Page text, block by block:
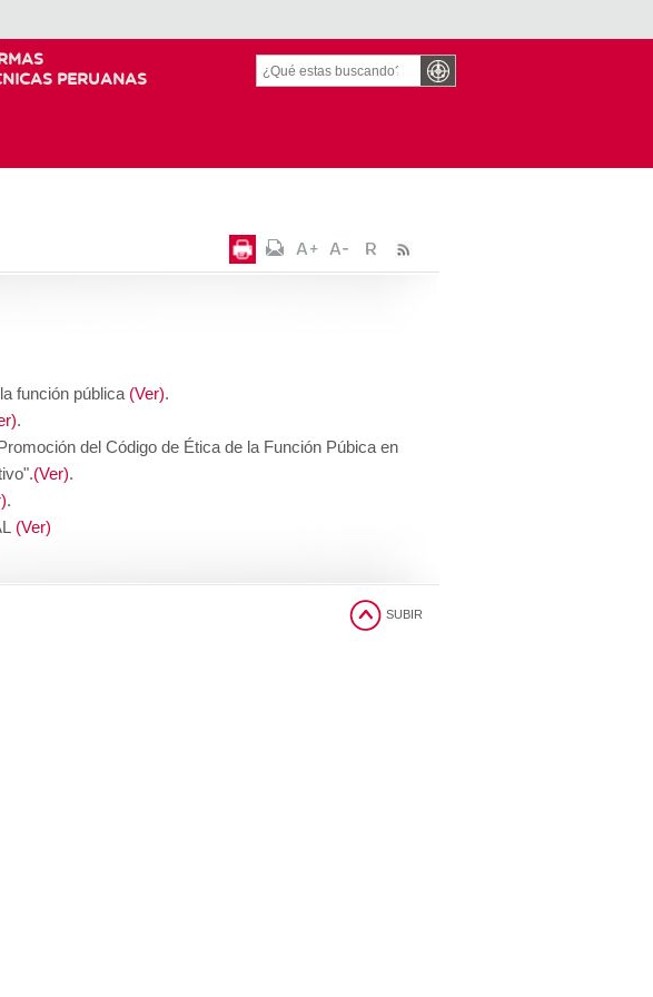
PERUANAS
función pública (Ver).
.
del Código de Ética de la Función Púbica en
(Ver).
.
(Ver)
SUBIR